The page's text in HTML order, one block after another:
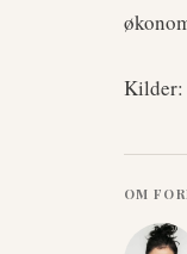
Kilder:
OM